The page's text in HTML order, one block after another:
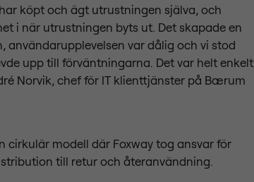
köpt och ägt utrustningen själva, och
i när utrustningen byts ut. Det skapade en
var dålig och vi stod
upp till förväntningarna. Det var helt enkelt
Norvik, chef för IT klienttjänster på Bærum
cirkulär modell där Foxway tog ansvar för
till retur och återanvändning.